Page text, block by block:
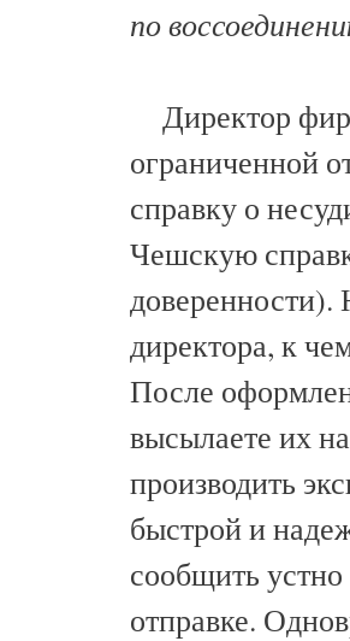
по
Директор
ограниченной
справку о
Чешскую
директора, к
После
высылаете их
производить
быстрой и
сообщить
отправке.